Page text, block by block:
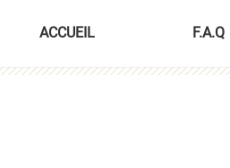
ACCUEIL F.A.Q